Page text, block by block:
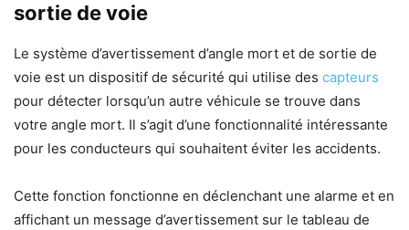
sortie de voie
Le système d’avertissement d’angle mort et de sortie de
voie est un dispositif de sécurité qui utilise des capteurs
pour détecter lorsqu’un autre véhicule se trouve dans
votre angle mort. Il s’agit d’une fonctionnalité intéressante
pour les conducteurs qui souhaitent éviter les accidents.
Cette fonction fonctionne en déclenchant une alarme et en
affichant un message d’avertissement sur le tableau de